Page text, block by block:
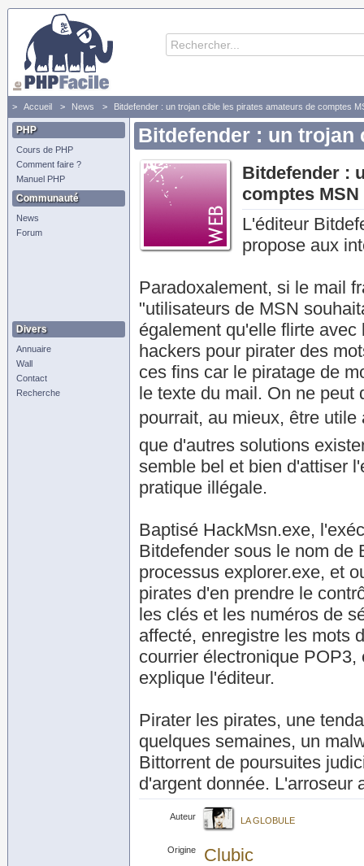
Accueil News Bitdefender : un trojan cible les pirates amateurs de comptes
PHP
Cours de PHP
Comment faire ?
Manuel PHP
Communauté
News
Forum
Divers
Annuaire
Wall
Contact
Recherche
Bitdefender : un trojan
Bitdefender :
comptes MSN
L'éditeur
propose aux
Paradoxalement, si le mail
"utilisateurs de MSN
également qu'elle flirte
hackers pour pirater des
ces fins car le piratage de
le texte du mail. On ne peut
pourrait, au mieux, être utile
que d'autres solutions
semble bel et bien d'attiser
pratique illégale.
Baptisé HackMsn.exe,
Bitdefender sous le nom de
processus explorer.exe, et
pirates d'en prendre le
les clés et les numéros de
affecté, enregistre les mots
courrier électronique
explique l'éditeur.
Pirater les pirates, une
quelques semaines, un
Bittorrent de poursuites
d'argent donnée. L'arroseur
Auteur LA GLOBULE
Origine Clubic